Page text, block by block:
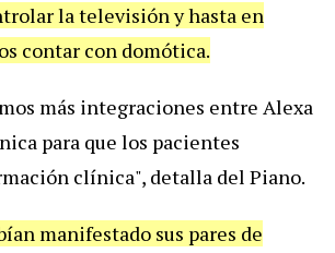
la televisión y hasta en
contar con domótica.
más integraciones entre Alexa
para que los pacientes
clínica", detalla del Piano.
manifestado sus pares de